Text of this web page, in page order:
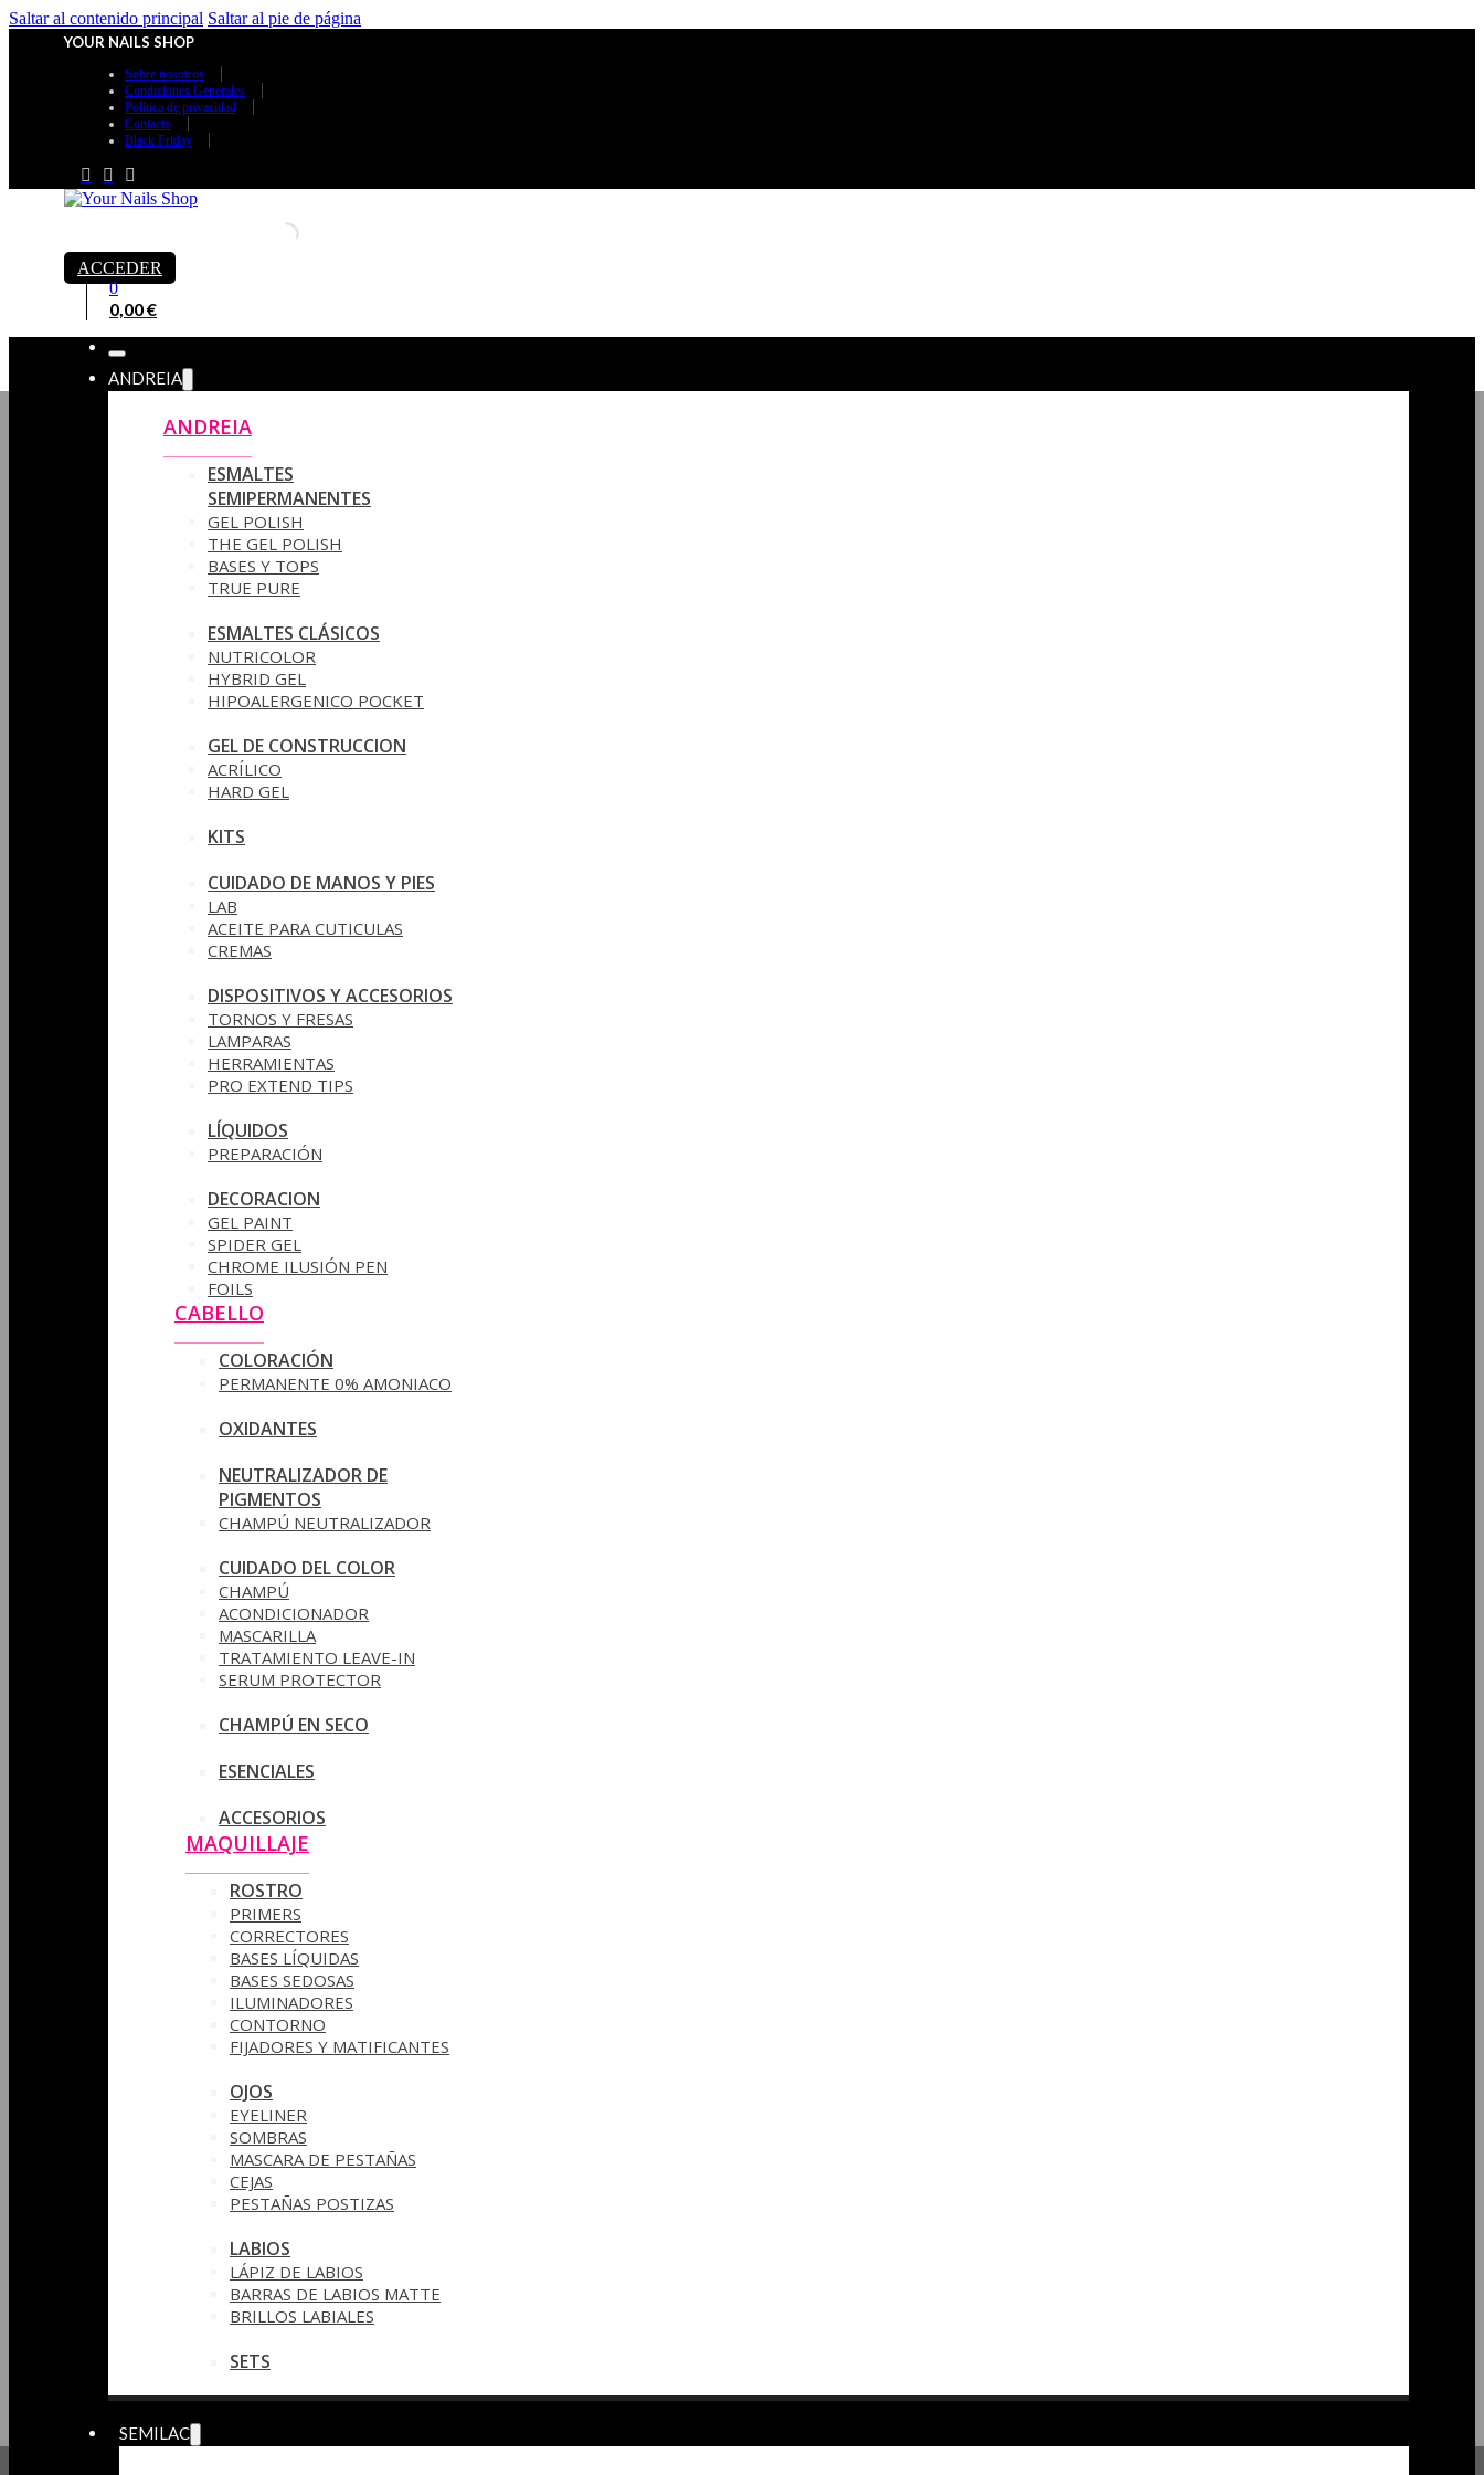
Saltar al contenido principal Saltar al pie de página
YOUR NAILS SHOP
Sobre nosotros
Condiciones Generales
Política de privacidad
Contacto
Black Friday
ACCEDER
0
0,00€
ANDREIA
ANDREIA
ESMALTES
SEMIPERMANENTES
GEL POLISH
THE GEL POLISH
BASES Y‎ TOPS
TRUE PURE
ESMALTES CLÁSICOS
NUTRICOLOR
HYBRID GEL
HIPOALERGENICO POCKET
GEL DE CONSTRUCCION
ACRÍLICO
HARD GEL
KITS
CUIDADO DE MANOS Y PIES
LAB
ACEITE PARA CUTICULAS
CREMAS
DISPOSITIVOS Y ACCESORIOS
TORNOS Y FRESAS
LAMPARAS
HERRAMIENTAS
PRO EXTEND TIPS
LÍQUIDOS
PREPARACIÓN
DECORACION
GEL PAINT
SPIDER GEL
CHROME ILUSIÓN PEN
FOILS
CABELLO
COLORACIÓN
PERMANENTE 0% AMONIACO
OXIDANTES
NEUTRALIZADOR DE
PIGMENTOS
CHAMPÚ NEUTRALIZADOR
CUIDADO DEL COLOR
CHAMPÚ
ACONDICIONADOR
MASCARILLA
TRATAMIENTO LEAVE-IN
SERUM PROTECTOR
CHAMPÚ EN SECO
ESENCIALES
ACCESORIOS
MAQUILLAJE
ROSTRO
PRIMERS
CORRECTORES
BASES LÍQUIDAS
BASES SEDOSAS
ILUMINADORES
CONTORNO
FIJADORES Y MATIFICANTES
OJOS
EYELINER
SOMBRAS
MASCARA DE PESTAÑAS
CEJAS
PESTAÑAS POSTIZAS
LABIOS
LÁPIZ DE LABIOS
BARRAS DE LABIOS MATTE
BRILLOS LABIALES
SETS
SEMILAC